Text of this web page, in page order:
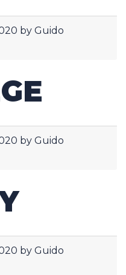
by Guido
by Guido
by Guido